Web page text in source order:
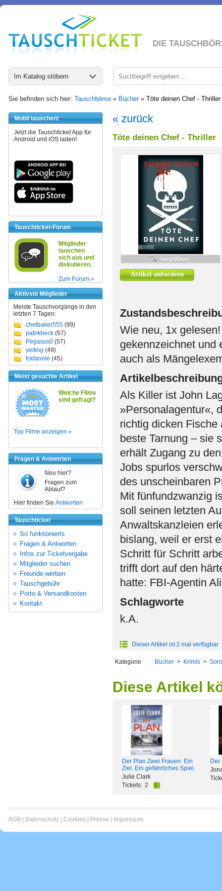
DIE
Im Katalog stöbern
Sie befinden sich hier: Tauschbörse » Bücher» Töte deinen Chef - Thriller
Mobil tauschen!
Jetzt die Tauschticket App für
Android und iOS laden!
Tauschticket-Forum
Mitglieder
tauschen
sich aus und
diskutieren.
Zum Forum »
Aktivste Mitglieder
Meiste Tauschvorgänge in den
letzten 7 Tagen:
chetbaker555 (99)
patrikbeck (57)
Pegasus0 (57)
yeiting (49)
fckfanole (45)
Meist gesuchte Artikel
Welche Filme
sind gefragt?
Top Filme anzeigen »
Fragen & Antworten
Neu hier?
Fragen zum
Ablauf?
Hier finden Sie Antworten
Tauschticket
So funktionierts
Fragen & Antworten
Infos zur Ticketvergabe
Mitglieder suchen
Freunde werben
Tauschgebühr
Porto & Versandkosten
Kontakt
« zurück
Töte deinen Chef - Thriller
Artikel anfordern
Wie neu, 1x
gekennzeichnet und
auch als
Als Killer ist John
»Personalagentur«,
richtig dicken Fische
beste Tarnung – sie
erhält Zugang zu
Jobs spurlos
des unscheinbaren
Mit fünfundzwanzig
soll seinen letzten
Anwaltskanzleien
bislang, weil er erst
Schritt für Schritt
trifft dort auf den
hatte: FBI-Agentin
Schlagworte
k.A.
Dieser Artikel ist 2 mal verfügbar
Kategorie Bücher > Krimis >
Diese Artikel
Der Plan Zwei Frauen. Ein
Ziel. Ein gefährliches Spiel.
Julie Clark
Tickets: 2
Der
AGB Datenschutz Cookies Presse Impressum